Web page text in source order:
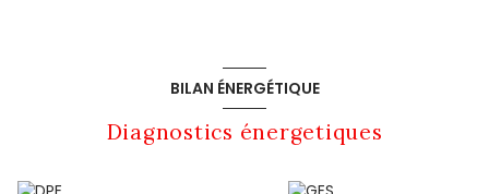
BILAN ÉNERGÉTIQUE
Diagnostics énergetiques